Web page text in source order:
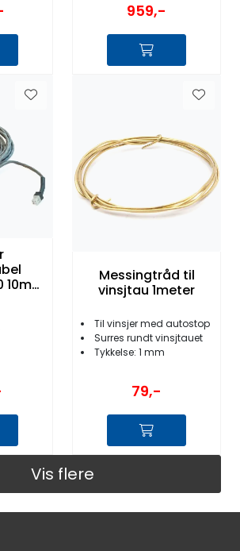
959,-
10m
Messingtråd til
vinsjtau 1meter
Til vinsjer med autostop
Surres rundt vinsjtauet
Tykkelse: 1 mm
79,-
Vis flere